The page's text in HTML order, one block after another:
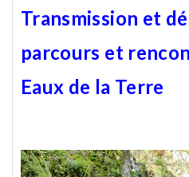
Transmission et
parcours et
Eaux de la Terre